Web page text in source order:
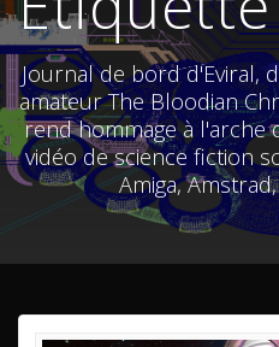
Journal de bord d'Eviral,
amateur The Bloodian
rend hommage à l'arche
vidéo de science fiction
Amiga,